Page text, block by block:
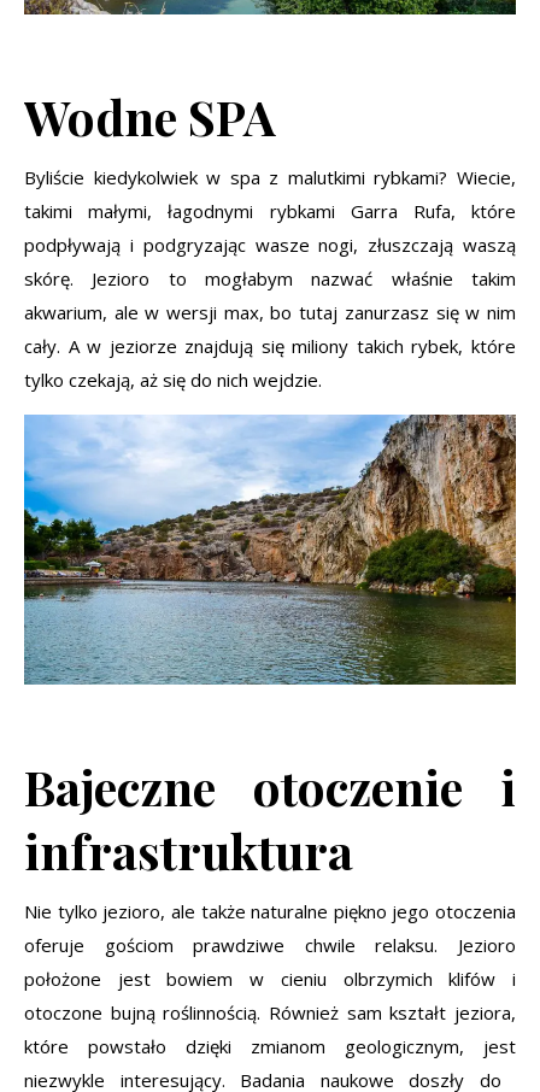
Wodne SPA
Byliście kiedykolwiek w spa z malutkimi rybkami? Wiecie,
takimi małymi, łagodnymi rybkami Garra Rufa, które
podpływają i podgryzając wasze nogi, złuszczają waszą
skórę. Jezioro to mogłabym nazwać właśnie takim
akwarium, ale w wersji max, bo tutaj zanurzasz się w nim
cały. A w jeziorze znajdują się miliony takich rybek, które
tylko czekają, aż się do nich wejdzie.
Bajeczne otoczenie i
infrastruktura
Nie tylko jezioro, ale także naturalne piękno jego otoczenia
oferuje gościom prawdziwe chwile relaksu. Jezioro
położone jest bowiem w cieniu olbrzymich klifów i
otoczone bujną roślinnością. Również sam kształt jeziora,
które powstało dzięki zmianom geologicznym, jest
niezwykle interesujący. Badania naukowe doszły do ​​